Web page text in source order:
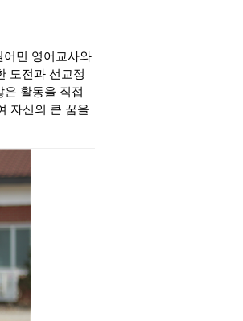
어민 영어교사와
도전과 선교정
활동을 직접
자신의 큰 꿈을